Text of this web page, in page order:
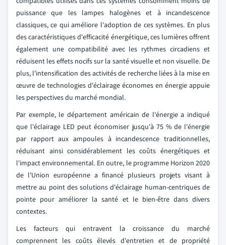
puissance que les lampes halogènes et à incandescence
classiques, ce qui améliore l'adoption de ces systèmes. En plus
des caractéristiques d'efficacité énergétique, ces lumières offrent
également une compatibilité avec les rythmes circadiens et
réduisent les effets nocifs sur la santé visuelle et non visuelle. De
plus, l'intensification des activités de recherche liées à la mise en
œuvre de technologies d'éclairage économes en énergie appuie
les perspectives du marché mondial.
Par exemple, le département américain de l'énergie a indiqué
que l'éclairage LED peut économiser jusqu'à 75 % de l'énergie
par rapport aux ampoules à incandescence traditionnelles,
réduisant ainsi considérablement les coûts énergétiques et
l'impact environnemental. En outre, le programme Horizon 2020
de l'Union européenne a financé plusieurs projets visant à
mettre au point des solutions d'éclairage human-centriques de
pointe pour améliorer la santé et le bien-être dans divers
contextes.
Les facteurs qui entravent la croissance du marché
comprennent les coûts élevés d'entretien et de propriété